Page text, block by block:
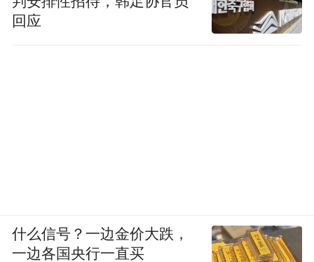
回应
什么信号？一边金价大跌，
一边各国央行一直买